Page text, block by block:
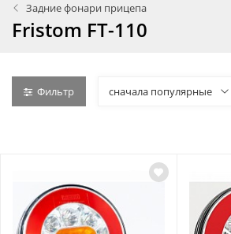
Задние фонари прицепа
Fristom FT-110
Фильтр сначала популярные